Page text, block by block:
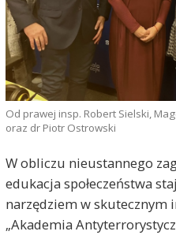
Od prawej insp. Robert Sielski,
oraz dr Piotr Ostrowski
W obliczu nieustannego
edukacja społeczeństwa
narzędziem w skutecznym
„Akademia